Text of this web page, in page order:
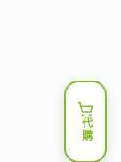
代購